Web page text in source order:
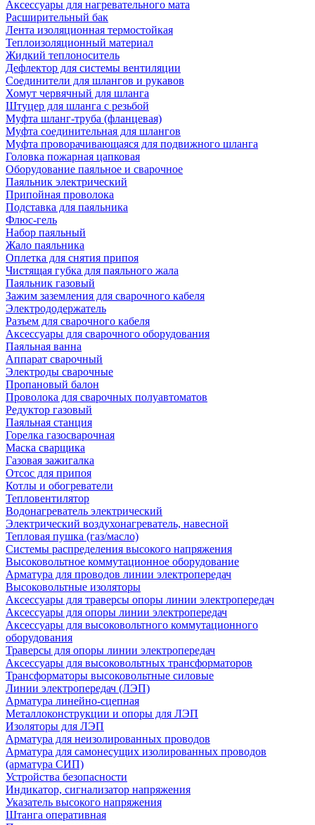
Аксессуары для нагревательного мата
Расширительный бак
Лента изоляционная термостойкая
Теплоизоляционный материал
Жидкий теплоноситель
Дефлектор для системы вентиляции
Соединители для шлангов и рукавов
Хомут червячный для шланга
Штуцер для шланга с резьбой
Муфта шланг-труба (фланцевая)
Муфта соединительная для шлангов
Муфта проворачивающаяся для подвижного шланга
Головка пожарная цапковая
Оборудование паяльное и сварочное
Паяльник электрический
Припойная проволока
Подставка для паяльника
Флюс-гель
Набор паяльный
Жало паяльника
Оплетка для снятия припоя
Чистящая губка для паяльного жала
Паяльник газовый
Зажим заземления для сварочного кабеля
Электрододержатель
Разъем для сварочного кабеля
Аксессуары для сварочного оборудования
Паяльная ванна
Аппарат сварочный
Электроды сварочные
Пропановый балон
Проволока для сварочных полуавтоматов
Редуктор газовый
Паяльная станция
Горелка газосварочная
Маска сварщика
Газовая зажигалка
Отсос для припоя
Котлы и обогреватели
Тепловентилятор
Водонагреватель электрический
Электрический воздухонагреватель, навесной
Тепловая пушка (газ/масло)
Системы распределения высокого напряжения
Высоковольтное коммутационное оборудование
Арматура для проводов линии электропередач
Высоковольтные изоляторы
Аксессуары для траверсы опоры линии электропередач
Аксессуары для опоры линии электропередач
Аксессуары для высоковольтного коммутационного
оборудования
Траверсы для опоры линии электропередач
Аксессуары для высоковольтных трансформаторов
Трансформаторы высоковольтные силовые
Линии электропередач (ЛЭП)
Арматура линейно-сцепная
Металлоконструкции и опоры для ЛЭП
Изоляторы для ЛЭП
Арматура для неизолированных проводов
Арматура для самонесущих изолированных проводов
(арматура СИП)
Устройства безопасности
Индикатор, сигнализатор напряжения
Указатель высокого напряжения
Штанга оперативная